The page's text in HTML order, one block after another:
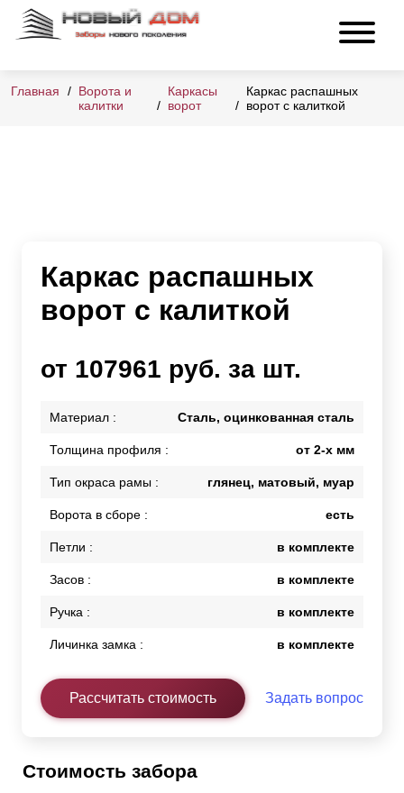
Главная
Ворота и
калитки
Каркасы
ворот
Каркас распашных
ворот с калиткой
Каркас распашных
ворот с калиткой
от 107961 руб. за шт.
Материал : Сталь, оцинкованная сталь
Толщина профиля : от 2-х мм
Тип окраса рамы : глянец, матовый, муар
Ворота в сборе : есть
Петли : в комплекте
Засов : в комплекте
Ручка : в комплекте
Личинка замка : в комплекте
Рассчитать стоимость Задать вопрос
Стоимость забора